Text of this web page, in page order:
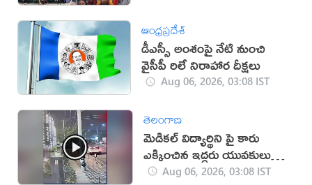
ఆంధ్రప్రదేశ్
డీఎస్సీ అంశంపై నేటి నుంచి
వైసీపీ రిలే నిరాహార దీక్షలు
Aug 06, 2026, 03:08 IST
తెలంగాణ
మెడికల్ విద్యార్థిని పై కారు
ఎక్కించిన ఇద్దరు యువకులు
(వీడియో)
Aug 06, 2026, 03:08 IST